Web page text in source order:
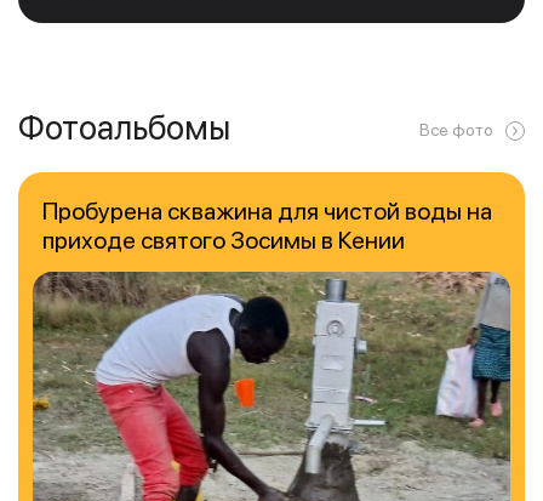
Фотоальбомы Все фото
Пробурена скважина для чистой воды на
приходе святого Зосимы в Кении